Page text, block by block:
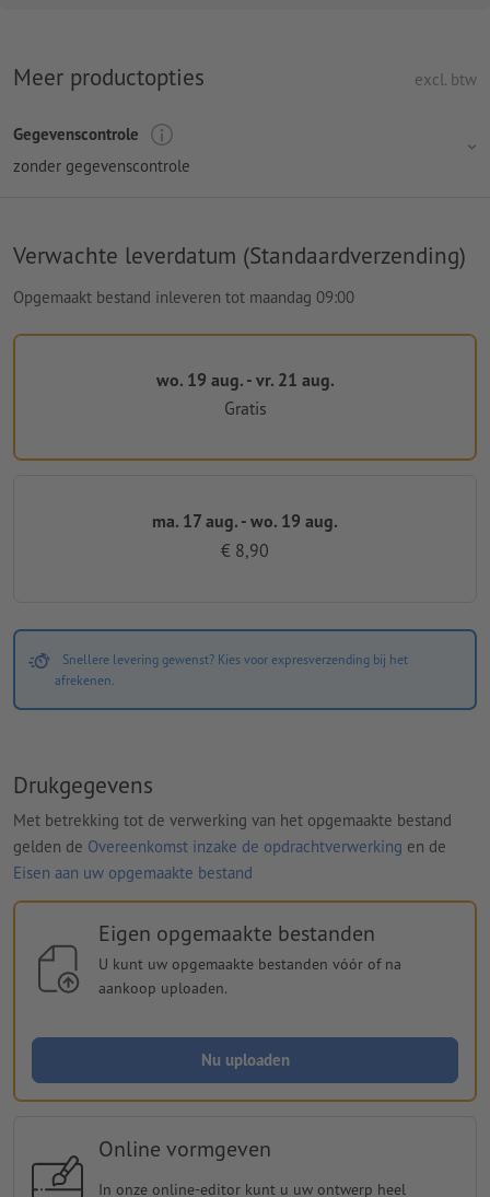
Meer productopties excl. btw
Gegevenscontrole
zonder gegevenscontrole
Verwachte leverdatum (Standaardverzending)
Opgemaakt bestand inleveren tot maandag 09:00
wo. 19 aug. - vr. 21 aug.
Gratis
ma. 17 aug. - wo. 19 aug.
€ 8,90
Snellere levering gewenst? Kies voor expresverzending bij het
afrekenen.
Drukgegevens
Met betrekking tot de verwerking van het opgemaakte bestand
gelden de Overeenkomst inzake de opdrachtverwerking en de
Eisen aan uw opgemaakte bestand
Eigen opgemaakte bestanden
U kunt uw opgemaakte bestanden vóór of na
aankoop uploaden.
Nu uploaden
Online vormgeven
In onze online-editor kunt u uw ontwerp heel